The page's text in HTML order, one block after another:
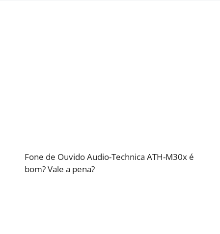
Fone de Ouvido Audio-Technica ATH-M30x é
bom? Vale a pena?